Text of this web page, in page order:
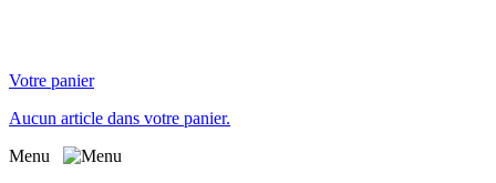
Votre panier
Aucun article dans votre panier.
Menu